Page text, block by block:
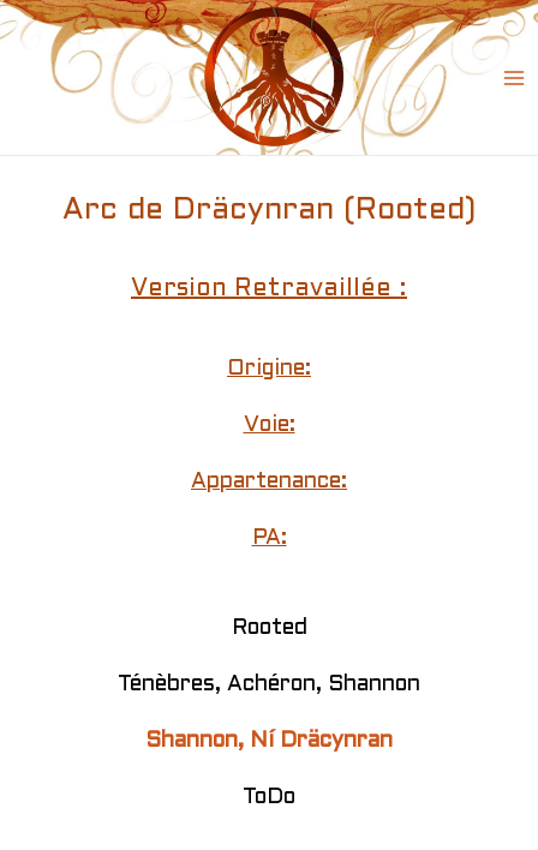
Skip
to
content
Arc de Dräcynran (Rooted)
Version Retravaillée :
Origine:
Voie:
Appartenance:
PA:
Rooted
Ténèbres, Achéron, Shannon
Shannon, Ní Dräcynran
ToDo